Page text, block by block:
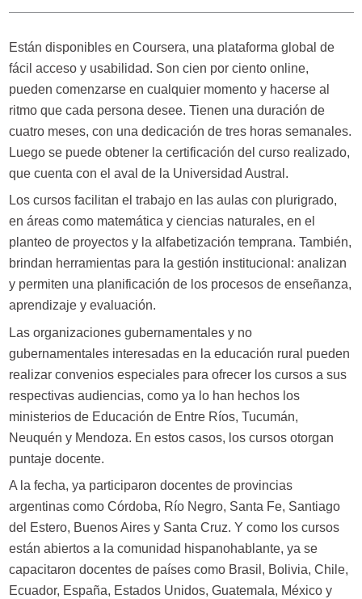
Están disponibles en Coursera, una plataforma global de
fácil acceso y usabilidad. Son cien por ciento online,
pueden comenzarse en cualquier momento y hacerse al
ritmo que cada persona desee. Tienen una duración de
cuatro meses, con una dedicación de tres horas semanales.
Luego se puede obtener la certificación del curso realizado,
que cuenta con el aval de la Universidad Austral.
Los cursos facilitan el trabajo en las aulas con plurigrado,
en áreas como matemática y ciencias naturales, en el
planteo de proyectos y la alfabetización temprana. También,
brindan herramientas para la gestión institucional: analizan
y permiten una planificación de los procesos de enseñanza,
aprendizaje y evaluación.
Las organizaciones gubernamentales y no
gubernamentales interesadas en la educación rural pueden
realizar convenios especiales para ofrecer los cursos a sus
respectivas audiencias, como ya lo han hechos los
ministerios de Educación de Entre Ríos, Tucumán,
Neuquén y Mendoza. En estos casos, los cursos otorgan
puntaje docente.
A la fecha, ya participaron docentes de provincias
argentinas como Córdoba, Río Negro, Santa Fe, Santiago
del Estero, Buenos Aires y Santa Cruz. Y como los cursos
están abiertos a la comunidad hispanohablante, ya se
capacitaron docentes de países como Brasil, Bolivia, Chile,
Ecuador, España, Estados Unidos, Guatemala, México y